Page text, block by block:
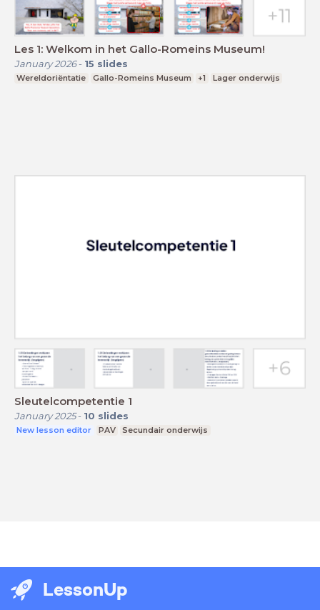
Les 1: Welkom in het Gallo-Romeins Museum!
January 2026- 15 slides
Wereldoriëntatie Gallo-Romeins Museum +1 Lager onderwijs
Sleutelcompetentie 1
January 2025- 10 slides
New lesson editor PAV Secundair onderwijs
LessonUp